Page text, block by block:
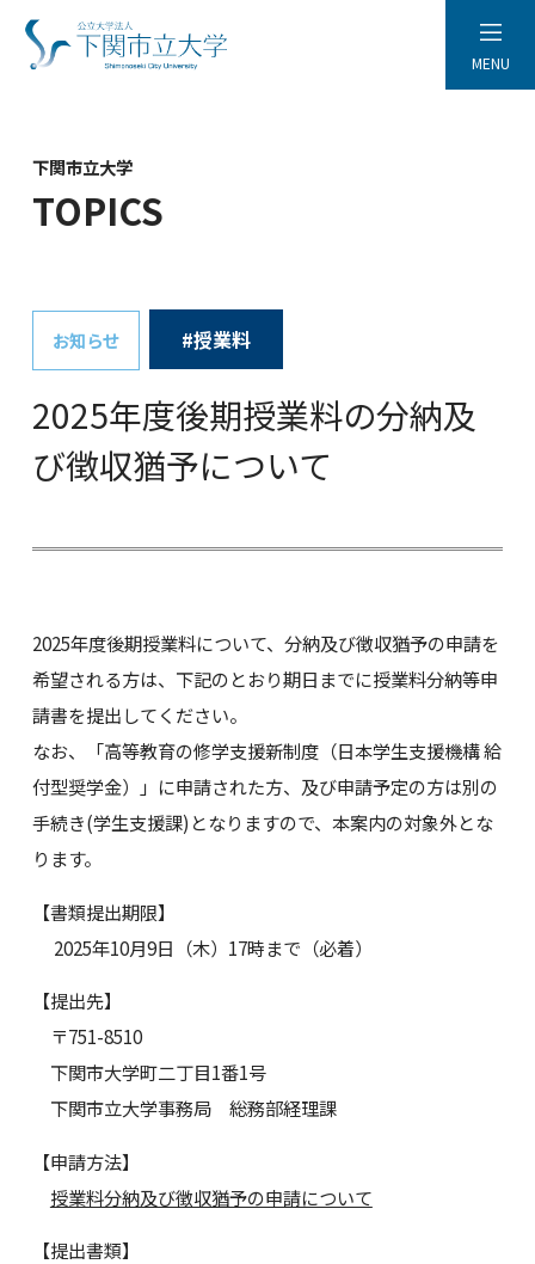
MENU
下関市立大学
TOPICS
お知らせ #授業料
2025年度後期授業料の分納及
び徴収猶予について
2025年度後期授業料について、分納及び徴収猶予の申請を
希望される方は、下記のとおり期日までに授業料分納等申
請書を提出してください。
なお、「高等教育の修学支援新制度（日本学生支援機構 給
付型奨学金）」に申請された方、及び申請予定の方は別の
手続き(学生支援課)となりますので、本案内の対象外とな
ります。
【書類提出期限】
2025年10月9日（木）17時まで（必着）
【提出先】
〒751-8510
下関市大学町二丁目1番1号
下関市立大学事務局 総務部経理課
【申請方法】
授業料分納及び徴収猶予の申請について
【提出書類】